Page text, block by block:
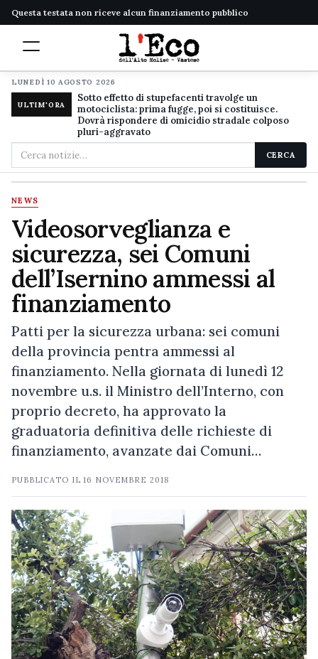
Questa testata non riceve alcun finanziamento pubblico
LUNEDÌ 10 AGOSTO 2026
ULTIM'ORA
Sotto effetto di stupefacenti travolge un
motociclista: prima fugge, poi si costituisce.
Dovrà rispondere di omicidio stradale colposo
pluri-aggravato
Cerca
nel
sito
CERCA
NEWS
Videosorveglianza e
sicurezza, sei Comuni
dell’Isernino ammessi al
finanziamento
Patti per la sicurezza urbana: sei comuni
della provincia pentra ammessi al
finanziamento. Nella giornata di lunedì 12
novembre u.s. il Ministro dell’Interno, con
proprio decreto, ha approvato la
graduatoria definitiva delle richieste di
finanziamento, avanzate dai Comuni…
PUBBLICATO IL16 NOVEMBRE 2018